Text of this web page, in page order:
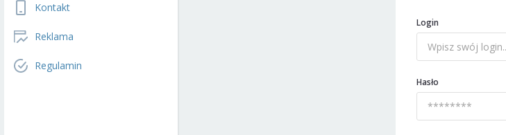
Kontakt
Reklama
Regulamin
Login
Hasło